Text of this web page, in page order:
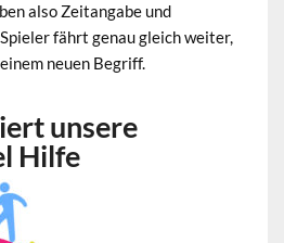
also Zeitangabe und
fährt genau gleich weiter,
neuen Begriff.
unsere
Hilfe